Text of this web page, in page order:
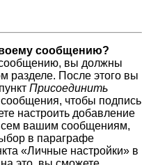
сообщению?
вы должны
разделе. После этого вы
Присоединить
чтобы подпись
настроить добавление
вашим сообщениям,
в параграфе
«Личные настройки» в